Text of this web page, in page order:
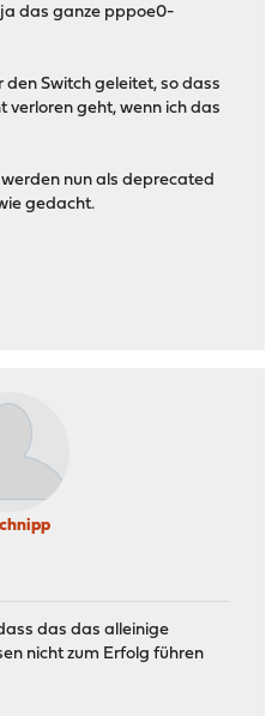
das ganze pppoe0-
Switch geleitet, so dass
geht, wenn ich das
nun als deprecated
gedacht.
das das alleinige
nicht zum Erfolg führen